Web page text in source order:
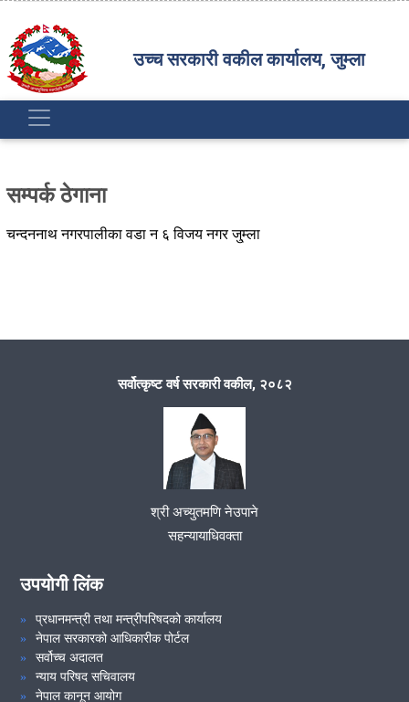
उच्च सरकारी वकील कार्यालय, जुम्ला
सम्पर्क ठेगाना
चन्दननाथ नगरपालीका वडा न‌‍ ६ विजय नगर जु्म्ला
सर्वोत्कृष्ट वर्ष सरकारी वकील, २०८२
श्री अच्युतमणि नेउपाने
सहन्यायाधिवक्ता
उपयोगी लिंक
प्रधानमन्त्री तथा मन्त्रीपरिषदको कार्यालय
नेपाल सरकारको आधिकारीक पोर्टल
सर्वोच्च अदालत
न्याय परिषद सचिवालय
नेपाल कानून आयोग